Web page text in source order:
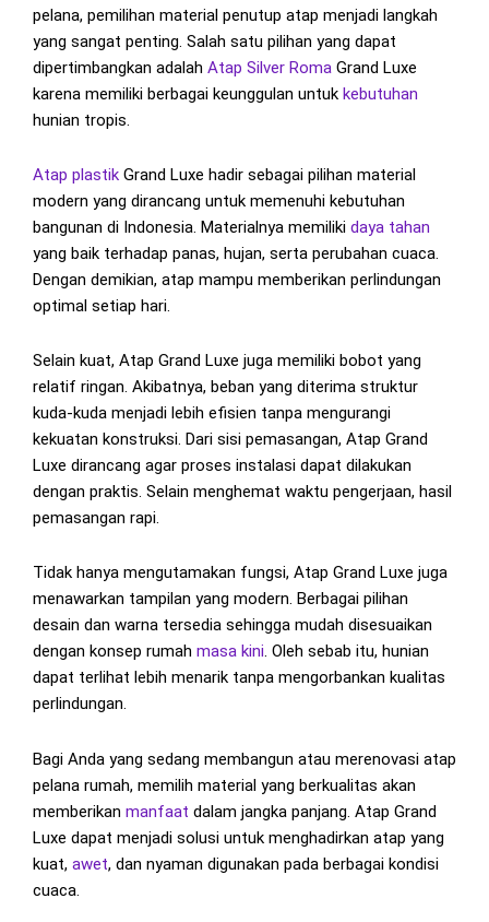
pelana, pemilihan material penutup atap menjadi langkah
yang sangat penting. Salah satu pilihan yang dapat
dipertimbangkan adalah Atap Silver Roma Grand Luxe
karena memiliki berbagai keunggulan untuk kebutuhan
hunian tropis.
Atap plastik Grand Luxe hadir sebagai pilihan material
modern yang dirancang untuk memenuhi kebutuhan
bangunan di Indonesia. Materialnya memiliki daya tahan
yang baik terhadap panas, hujan, serta perubahan cuaca.
Dengan demikian, atap mampu memberikan perlindungan
optimal setiap hari.
Selain kuat, Atap Grand Luxe juga memiliki bobot yang
relatif ringan. Akibatnya, beban yang diterima struktur
kuda-kuda menjadi lebih efisien tanpa mengurangi
kekuatan konstruksi. Dari sisi pemasangan, Atap Grand
Luxe dirancang agar proses instalasi dapat dilakukan
dengan praktis. Selain menghemat waktu pengerjaan, hasil
pemasangan rapi.
Tidak hanya mengutamakan fungsi, Atap Grand Luxe juga
menawarkan tampilan yang modern. Berbagai pilihan
desain dan warna tersedia sehingga mudah disesuaikan
dengan konsep rumah masa kini. Oleh sebab itu, hunian
dapat terlihat lebih menarik tanpa mengorbankan kualitas
perlindungan.
Bagi Anda yang sedang membangun atau merenovasi atap
pelana rumah, memilih material yang berkualitas akan
memberikan manfaat dalam jangka panjang. Atap Grand
Luxe dapat menjadi solusi untuk menghadirkan atap yang
kuat, awet, dan nyaman digunakan pada berbagai kondisi
cuaca.